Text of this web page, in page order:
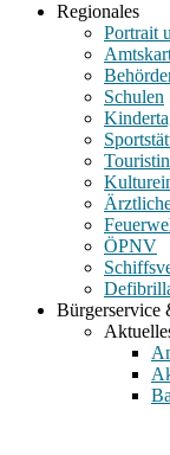
Regionales
Portrait
Schulen
ÖPNV
Bürgerservice